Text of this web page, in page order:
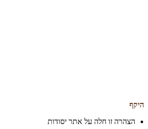
היקף
הצהרה זו חלה על אתר יסודות